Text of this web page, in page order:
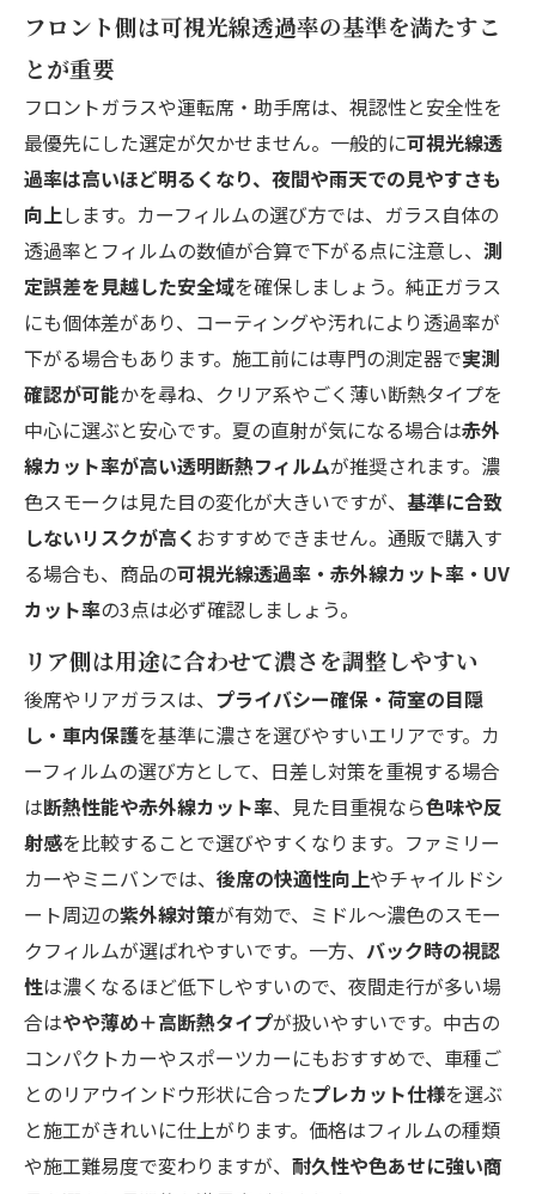
フロント側は可視光線透過率の基準を満たすこ
とが重要
フロントガラスや運転席・助手席は、視認性と安全性を
最優先にした選定が欠かせません。一般的に可視光線透
過率は高いほど明るくなり、夜間や雨天での見やすさも
向上します。カーフィルムの選び方では、ガラス自体の
透過率とフィルムの数値が合算で下がる点に注意し、 測
定誤差を見越した安全域を確保しましょう。純正ガラス
にも個体差があり、コーティングや汚れにより透過率が
下がる場合もあります。施工前には専門の測定器で実測
確認が可能かを尋ね、クリア系やごく薄い断熱タイプを
中心に選ぶと安心です。夏の直射が気になる場合は赤外
線カット率が高い透明断熱フィルムが推奨されます。濃
色スモークは見た目の変化が大きいですが、 基準に合致
しないリスクが高く おすすめできません。通販で購入す
る場合も、商品の可視光線透過率・赤外線カット率・UV
カット率の3点は必ず確認しましょう。
リア側は用途に合わせて濃さを調整しやすい
後席やリアガラスは、 プライバシー確保・荷室の目隠
し・車内保護を基準に濃さを選びやすいエリアです。カ
ーフィルムの選び方として、日差し対策を重視する場合
は断熱性能や赤外線カット率、見た目重視なら色味や反
射感を比較することで選びやすくなります。ファミリー
カーやミニバンでは、 後席の快適性向上やチャイルドシ
ート周辺の紫外線対策が有効で、ミドル〜濃色のスモー
クフィルムが選ばれやすいです。一方、 バック時の視認
性は濃くなるほど低下しやすいので、夜間走行が多い場
合はやや薄め＋高断熱タイプが扱いやすいです。中古の
コンパクトカーやスポーツカーにもおすすめで、車種ご
とのリアウインドウ形状に合ったプレカット仕様を選ぶ
と施工がきれいに仕上がります。価格はフィルムの種類
や施工難易度で変わりますが、 耐久性や色あせに強い商